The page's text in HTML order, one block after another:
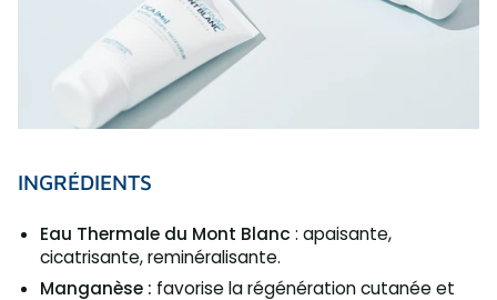
INGRÉDIENTS
Eau Thermale du Mont Blanc : apaisante,
cicatrisante, reminéralisante.
Manganèse : favorise la régénération cutanée et